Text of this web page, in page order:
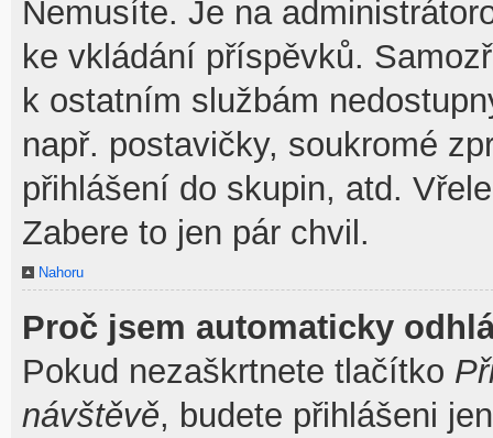
Nemusíte. Je na
ke vkládání příspěvků.
k ostatním službám
např. postavičky, soukromé
přihlášení do skupin, atd.
Zabere to jen pár chvil.
Nahoru
Proč jsem automaticky
Pokud nezaškrtnete tlačítko
návštěvě, budete přihlášeni